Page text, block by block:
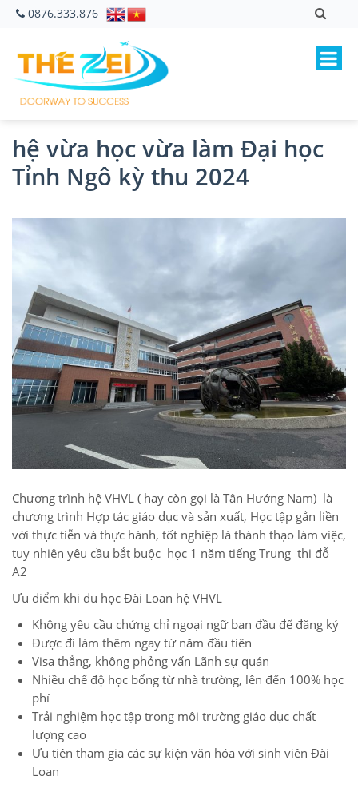
0876.333.876
hệ vừa học vừa làm Đại học
Tỉnh Ngô kỳ thu 2024
Chương trình hệ VHVL ( hay còn gọi là Tân Hướng Nam) là
chương trình Hợp tác giáo dục và sản xuất, Học tập gắn liền
với thực tiễn và thực hành, tốt nghiệp là thành thạo làm việc,
tuy nhiên yêu cầu bắt buộc học 1 năm tiếng Trung thi đỗ
A2
Ưu điểm khi du học Đài Loan hệ VHVL
Không yêu cầu chứng chỉ ngoại ngữ ban đầu để đăng ký
Được đi làm thêm ngay từ năm đầu tiên
Visa thẳng, không phỏng vấn Lãnh sự quán
Nhiều chế độ học bổng từ nhà trường, lên đến 100% học
phí
Trải nghiệm học tập trong môi trường giáo dục chất
lượng cao
Ưu tiên tham gia các sự kiện văn hóa với sinh viên Đài
Loan